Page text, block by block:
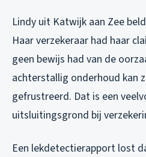
Lindy uit Katwijk aan Zee
Haar verzekeraar had haar
geen bewijs had van de
achterstallig onderhoud kan
gefrustreerd. Dat is een
uitsluitingsgrond bij
Een lekdetectierapport lost